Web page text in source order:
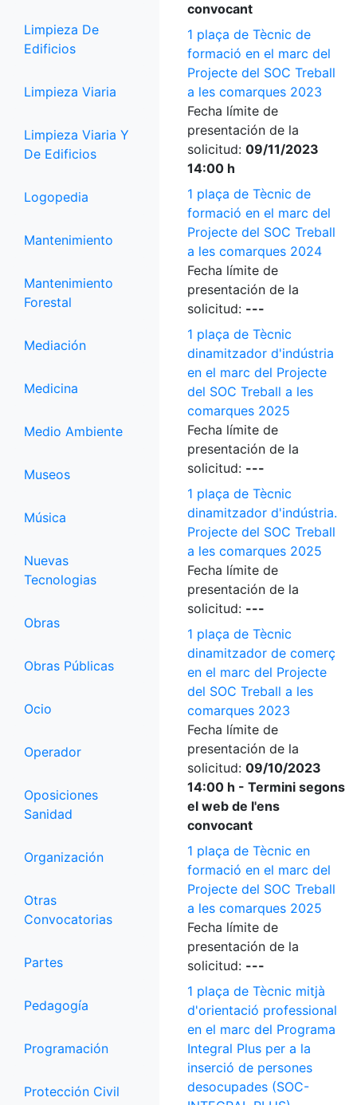
Limpieza De
Edificios
Limpieza Viaria
Limpieza Viaria Y
De Edificios
Logopedia
Mantenimiento
Mantenimiento
Forestal
Mediación
Medicina
Medio Ambiente
Museos
Música
Nuevas
Tecnologias
Obras
Obras Públicas
Ocio
Operador
Oposiciones
Sanidad
Organización
Otras
Convocatorias
Partes
Pedagogía
Programación
Protección Civil
convocant
1 plaça de Tècnic de
formació en el marc del
Projecte del SOC Treball
a les comarques 2023
Fecha límite de
presentación de la
solicitud: 09/11/2023
14:00 h
1 plaça de Tècnic de
formació en el marc del
Projecte del SOC Treball
a les comarques 2024
Fecha límite de
presentación de la
solicitud: ---
1 plaça de Tècnic
dinamitzador d'indústria
en el marc del Projecte
del SOC Treball a les
comarques 2025
Fecha límite de
presentación de la
solicitud: ---
1 plaça de Tècnic
dinamitzador d'indústria.
Projecte del SOC Treball
a les comarques 2025
Fecha límite de
presentación de la
solicitud: ---
1 plaça de Tècnic
dinamitzador de comerç
en el marc del Projecte
del SOC Treball a les
comarques 2023
Fecha límite de
presentación de la
solicitud: 09/10/2023
14:00 h - Termini segons
el web de l'ens
convocant
1 plaça de Tècnic en
formació en el marc del
Projecte del SOC Treball
a les comarques 2025
Fecha límite de
presentación de la
solicitud: ---
1 plaça de Tècnic mitjà
d'orientació professional
en el marc del Programa
Integral Plus per a la
inserció de persones
desocupades (SOC-